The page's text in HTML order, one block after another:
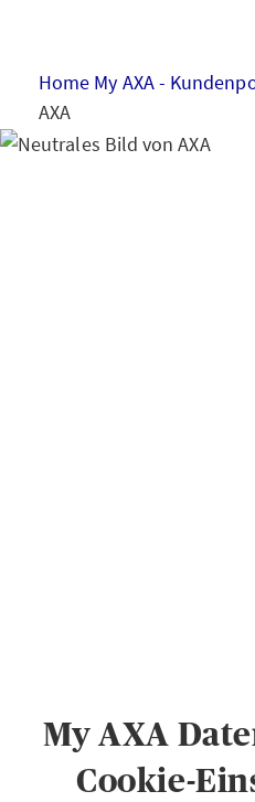
GESUNDHEIT
VORSORGE & VERMÖGEN
Home My AXA -
AXA
My AXA
Cookie-